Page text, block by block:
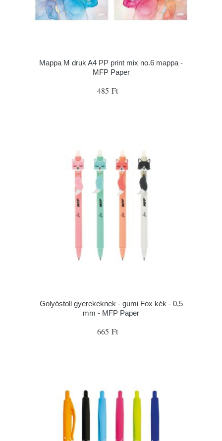
Mappa M druk A4 PP print mix no.6 mappa -
MFP Paper
485 Ft
Golyóstoll gyerekeknek - gumi Fox kék - 0,5
mm - MFP Paper
665 Ft